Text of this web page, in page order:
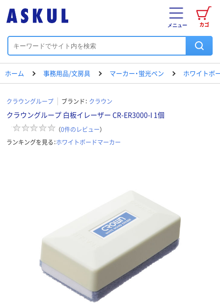
カゴ
メニュー
ホーム 事務用品/文房具 マーカー・蛍光ペン ホワイトボ
クラウングループ ブランド： クラウン
クラウングループ 白板イレーザー CR-ER3000-I 1個
（0件のレビュー）
ランキングを見る：ホワイトボードマーカー